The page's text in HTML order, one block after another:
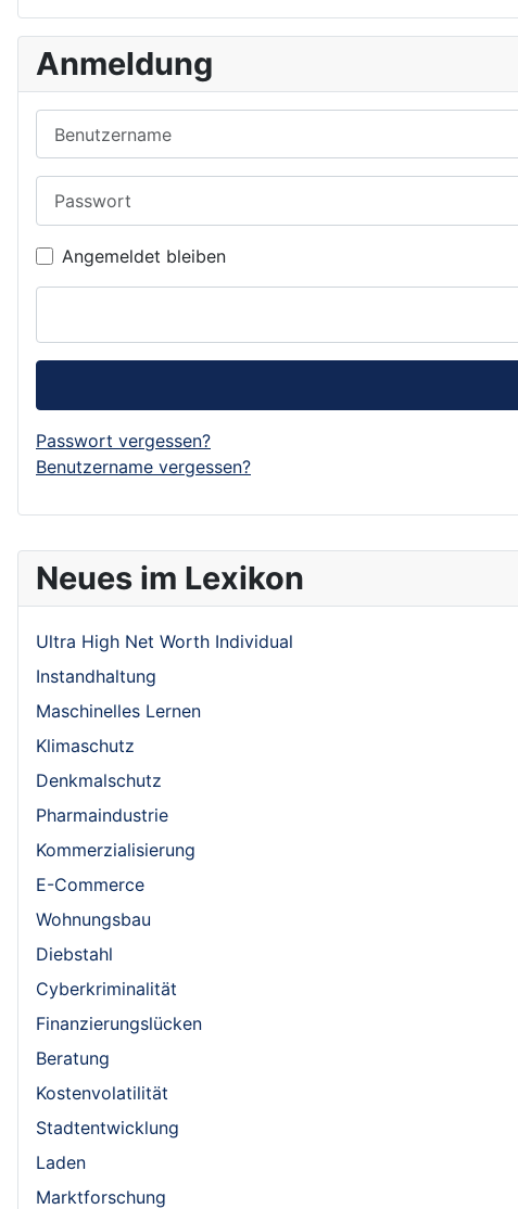
Neues im Lexikon
Ultra High Net Worth Individual
Instandhaltung
Maschinelles Lernen
Klimaschutz
Denkmalschutz
Pharmaindustrie
Kommerzialisierung
E-Commerce
Wohnungsbau
Diebstahl
Cyberkriminalität
Finanzierungslücken
Beratung
Kostenvolatilität
Stadtentwicklung
Laden
Marktforschung
Anmeldung
Angemeldet bleiben
Passwort vergessen?
Benutzername vergessen?